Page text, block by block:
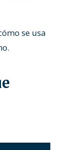
se usa